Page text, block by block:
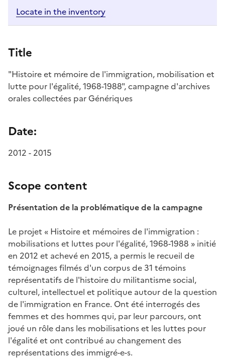
Locate in the inventory
Title
"Histoire et mémoire de l'immigration, mobilisation et
lutte pour l'égalité, 1968-1988", campagne d'archives
orales collectées par Génériques
Date:
2012 - 2015
Scope content
Présentation de la problématique de la campagne
Le projet « Histoire et mémoires de l'immigration :
mobilisations et luttes pour l'égalité, 1968-1988 » initié
en 2012 et achevé en 2015, a permis le recueil de
témoignages filmés d'un corpus de 31 témoins
représentatifs de l'histoire du militantisme social,
culturel, intellectuel et politique autour de la question
de l'immigration en France. Ont été interrogés des
femmes et des hommes qui, par leur parcours, ont
joué un rôle dans les mobilisations et les luttes pour
l'égalité et ont contribué au changement des
représentations des immigré-e-s.